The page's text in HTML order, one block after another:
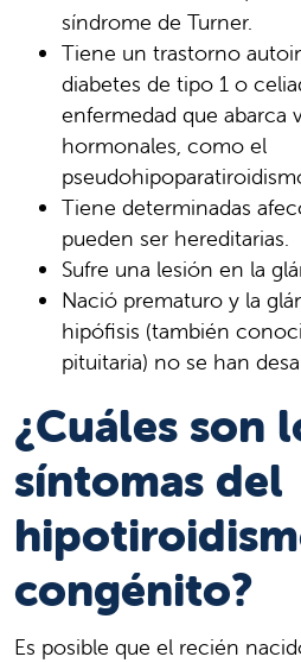
síndrome de Turner.
Tiene un trastorno
diabetes de tipo 1 o
enfermedad que abarca
hormonales, como el
Tiene determinadas
pueden ser hereditarias.
Sufre una lesión en la
Nació prematuro y la
hipófisis (también
pituitaria) no se han
¿Cuáles son
síntomas del
congénito?
Es posible que el recién